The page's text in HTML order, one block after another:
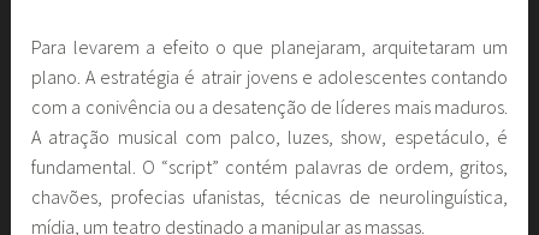
Para levarem a efeito o que planejaram, arquitetaram um
plano. A estratégia é atrair jovens e adolescentes contando
com a conivência ou a desatenção de líderes mais maduros.
A atração musical com palco, luzes, show, espetáculo, é
fundamental. O “script” contém palavras de ordem, gritos,
chavões, profecias ufanistas, técnicas de neurolinguística,
mídia, um teatro destinado a manipular as massas.